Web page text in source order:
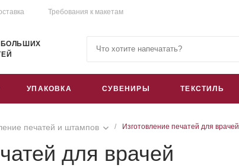
Требования к макетам
УПАКОВКА СУВЕНИРЫ ТЕКСТИЛЬ
печатей и штампов / Изготовление печатей для врачей
для врачей